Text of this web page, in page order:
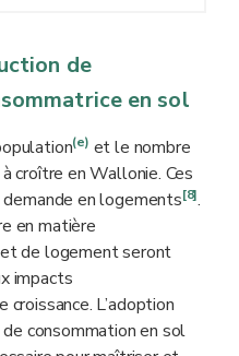
de
en sol
(e) et le nombre
croître en Wallonie. Ces
en logements[8].
en matière
de logement seront
impacts
L’adoption
consommation en sol